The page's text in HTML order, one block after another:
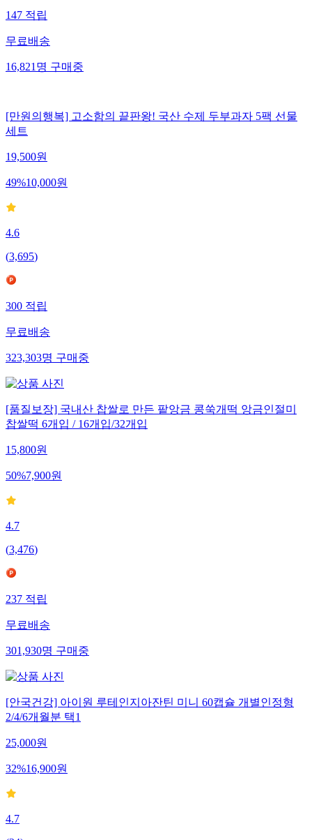
147적립
무료배송
16,821명구매중
[만원의행복] 고소함의 끝판왕! 국산 수제 두부과자 5팩 선물
세트
19,500원
49%10,000원
4.6
(3,695)
300적립
무료배송
323,303명구매중
[품질보장] 국내산 찹쌀로 만든 팥앙금 콩쑥개떡 앙금인절미
찹쌀떡 6개입 / 16개입/32개입
15,800원
50%7,900원
4.7
(3,476)
237적립
무료배송
301,930명구매중
[안국건강] 아이원 루테인지아잔틴 미니 60캡슐 개별인정형
2/4/6개월분 택1
25,000원
32%16,900원
4.7